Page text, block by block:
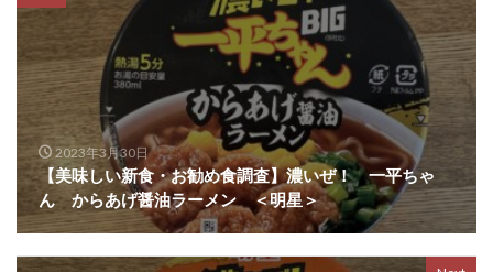
2023年3月30日
【美味しい新食・お勧め食調査】濃いぜ！ 一平ちゃ
ん からあげ醤油ラーメン ＜明星＞